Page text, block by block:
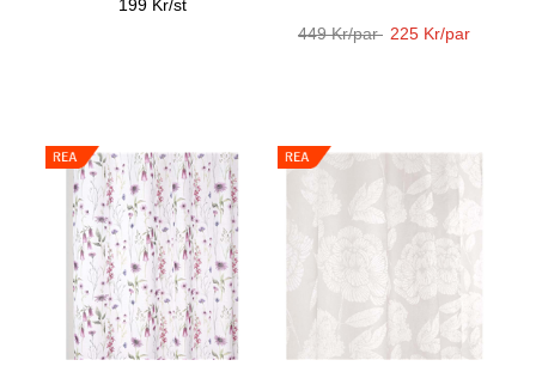
199 Kr/st
449 Kr/par 225 Kr/par